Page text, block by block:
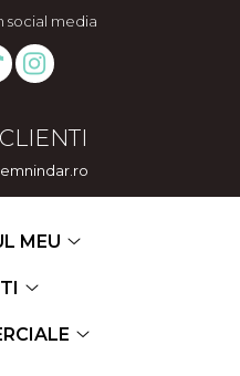
social media
MEU